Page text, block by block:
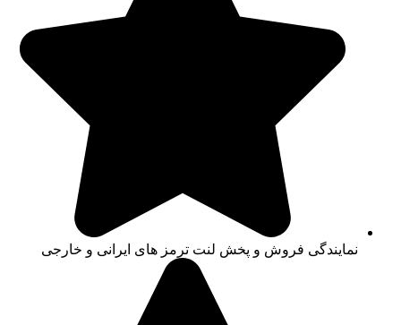
نمایندگی فروش و پخش لنت ترمز های ایرانی و خارجی